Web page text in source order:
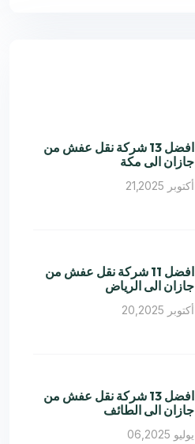
افضل 13 شركة نقل عفش من
جازان الى مكة
أكتوبر 21,2025
افضل 11 شركة نقل عفش من
جازان الى الرياض
أكتوبر 20,2025
افضل 13 شركة نقل عفش من
جازان الى الطائف
يوليو 06,2025